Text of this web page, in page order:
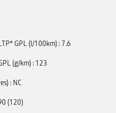
GPL (l/100km) 7.6
(g/km) 123
NC
(120)